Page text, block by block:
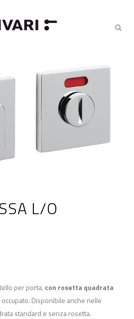
L/O
per porta, con rosetta quadrata
Disponibile anche nelle
standard e senza rosetta.